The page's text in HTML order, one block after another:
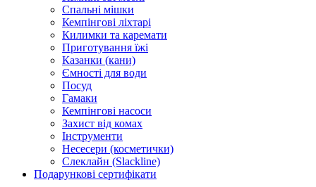
Спальні мішки
Кемпінгові ліхтарі
Килимки та каремати
Приготування їжі
Казанки (кани)
Ємності для води
Посуд
Гамаки
Кемпінгові насоси
Захист від комах
Інструменти
Несесери (косметички)
Слеклайн (Slackline)
Подарункові сертифікати